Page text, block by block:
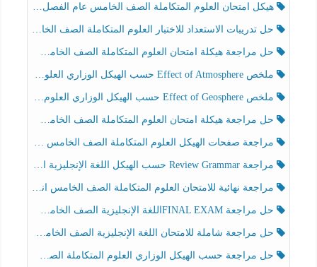
هيكل امتحان العلوم المتكاملة الصف الخامس عام الفصل الدراسي الثالث 2025-2026
حل تدريبات الاستعداد للاختبار العلوم المتكاملة الصف الخامس عام الفصل الثالث
حل مراجعة هيكلة امتحان العلوم المتكاملة الصف الخامس انسبير الفصل الثالث
ملخص Effect of Atmosphere حسب الهيكل الوزاري العلوم المتكاملة الصف الخامس انسبير الفصل الثالث
ملخص Effect of Geosphere حسب الهيكل الوزاري العلوم المتكاملة الصف الخامس انسبير الفصل الثالث
حل مراجعة هيكلة امتحان العلوم المتكاملة الصف الخامس عام الفصل الثالث
مراجعة صفحات الهيكل العلوم المتكاملة الصف الخامس انسبير الفصل الثالث
مراجعة Review Grammar حسب الهيكل اللغة الإنجليزية الصف الخامس الفصل الثالث
مراجعة نهائية للامتحان العلوم المتكاملة الصف الخامس انسبير الفصل الثالث
حل مراجعة FINAL EXAMاللغة الإنجليزية الصف الخامس الفصل الثالث
حل مراجعة شاملة للامتحان اللغة الإنجليزية الصف الخامس الفصل الثالث
حل مراجعة حسب الهيكل الوزاري العلوم المتكاملة الصف الخامس عام الفصل الثالث